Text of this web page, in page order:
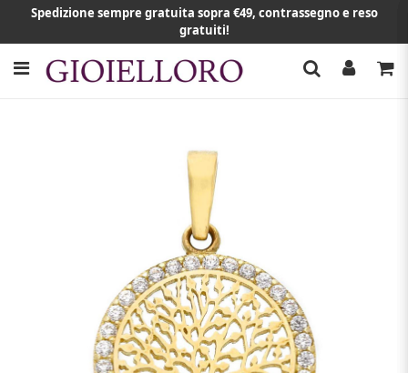
Spedizione sempre gratuita sopra €49, contrassegno e reso
gratuiti!